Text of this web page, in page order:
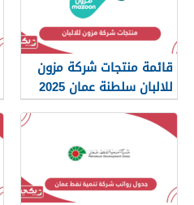
قائمة منتجات شركة مزون
للالبان سلطنة عمان 2025